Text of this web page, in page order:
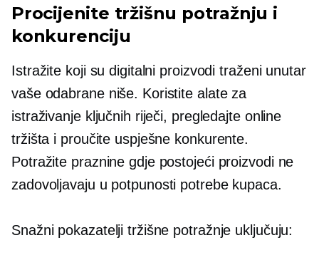
Procijenite tržišnu potražnju i
konkurenciju
Istražite koji su digitalni proizvodi traženi unutar
vaše odabrane niše. Koristite alate za
istraživanje ključnih riječi, pregledajte online
tržišta i proučite uspješne konkurente.
Potražite praznine gdje postojeći proizvodi ne
zadovoljavaju u potpunosti potrebe kupaca.
Snažni pokazatelji tržišne potražnje uključuju: